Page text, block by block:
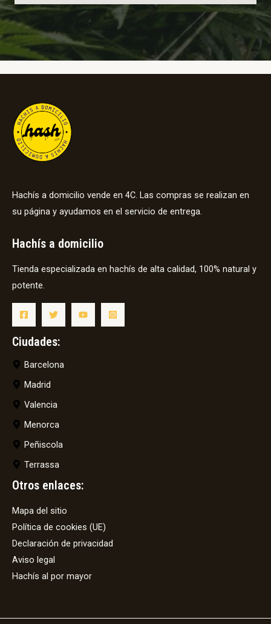
Hachís a domicilio vende en 4C. Las compras se realizan en
su página y ayudamos en el servicio de entrega.
Hachís a domicilio
Tienda especializada en hachís de alta calidad, 100% natural y
potente.
Ciudades:
Barcelona
Madrid
Valencia
Menorca
Peñiscola
Terrassa
Otros enlaces:
Mapa del sitio
Política de cookies (UE)
Declaración de privacidad
Aviso legal
Hachís al por mayor